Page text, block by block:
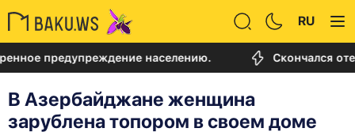
RU
населению. Скончался отец
В Азербайджане женщина
зарублена топором в своем доме